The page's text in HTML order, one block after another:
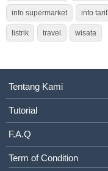
info supermarket info tarif
listrik travel wisata
Tentang Kami
Tutorial
F.A.Q
Term of Condition